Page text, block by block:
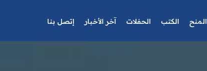
المنح الكتب الحفلات آخر الأخبار إتصل بنا